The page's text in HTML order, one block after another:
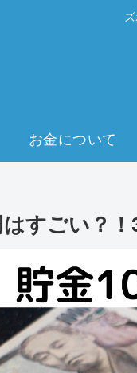
お金について
すごい？